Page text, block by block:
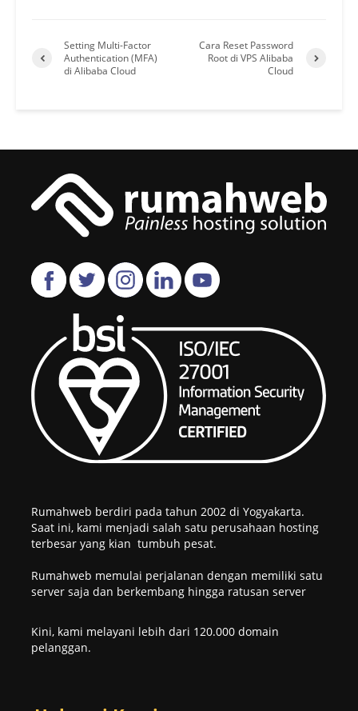
Setting Multi-Factor
Authentication (MFA)
di Alibaba Cloud
Cara Reset Password
Root di VPS Alibaba
Cloud
Rumahweb berdiri pada tahun 2002 di Yogyakarta.
Saat ini, kami menjadi salah satu perusahaan hosting
terbesar yang kian tumbuh pesat.
Rumahweb memulai perjalanan dengan memiliki satu
server saja dan berkembang hingga ratusan server
Kini, kami melayani lebih dari 120.000 domain
pelanggan.